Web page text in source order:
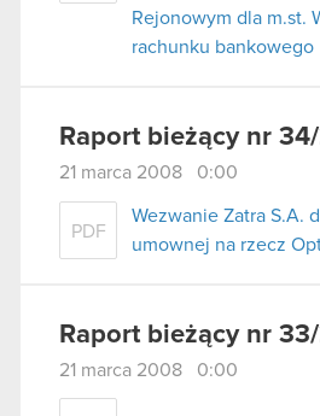
Rejonowym dla m.st.
rachunku bankowego
Raport bieżący nr
21 marca 2008 0:00
PDF
Wezwanie Zatra S.A.
umownej na rzecz
Raport bieżący nr
21 marca 2008 0:00